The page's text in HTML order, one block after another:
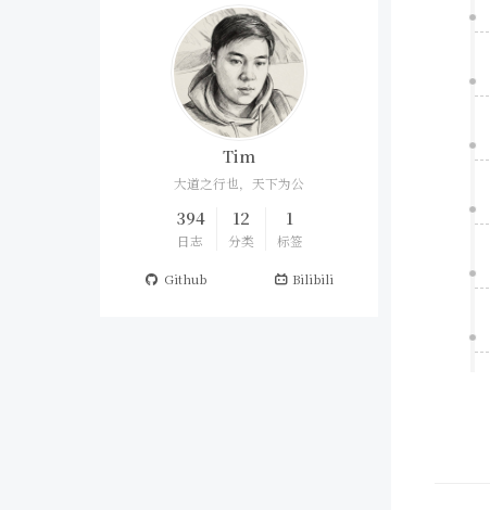
Tim
大道之行也，天下为公
394
日志
12
分类
1
标签
Github Bilibili